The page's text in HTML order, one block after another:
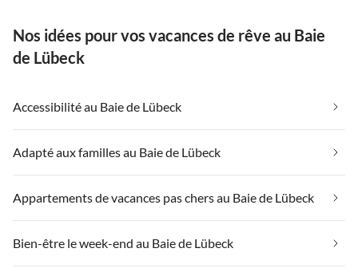
Nos idées pour vos vacances de rêve au Baie
de Lübeck
Accessibilité au Baie de Lübeck
Adapté aux familles au Baie de Lübeck
Appartements de vacances pas chers au Baie de Lübeck
Bien-être le week-end au Baie de Lübeck